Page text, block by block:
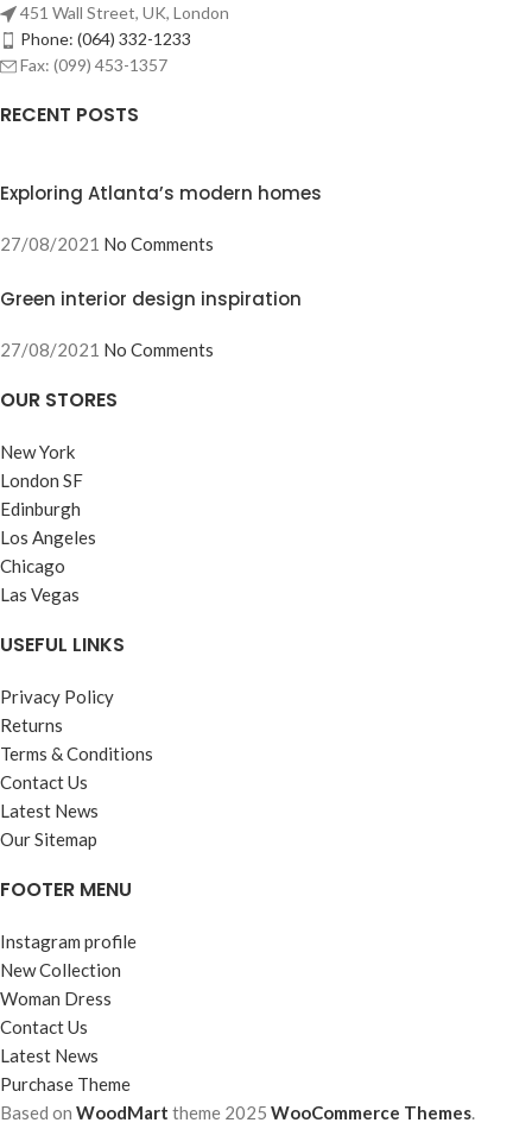
451 Wall Street, UK, London
Phone: (064) 332-1233
Fax: (099) 453-1357
RECENT POSTS
Exploring Atlanta’s modern homes
27/08/2021 No Comments
Green interior design inspiration
27/08/2021 No Comments
OUR STORES
New York
London SF
Edinburgh
Los Angeles
Chicago
Las Vegas
USEFUL LINKS
Privacy Policy
Returns
Terms & Conditions
Contact Us
Latest News
Our Sitemap
FOOTER MENU
Instagram profile
New Collection
Woman Dress
Contact Us
Latest News
Purchase Theme
Based on WoodMart theme 2025 WooCommerce Themes